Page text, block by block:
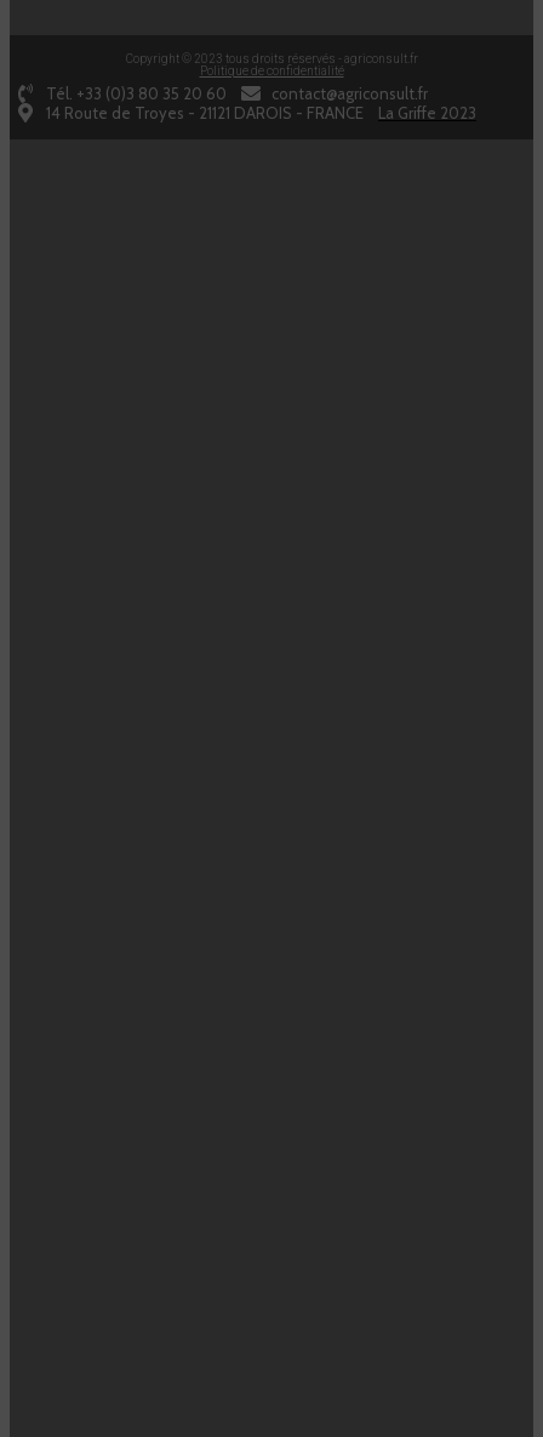
Copyright © 2023 tous droits réservés - agriconsult.fr
Politique de confidentialité
Tél. +33 (0)3 80 35 20 60
contact@agriconsult.fr
14 Route de Troyes - 21121 DAROIS - FRANCE
La Griffe 2023